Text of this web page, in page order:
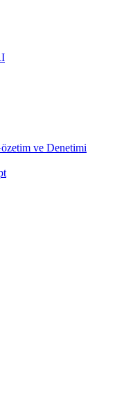
ve Denetimi